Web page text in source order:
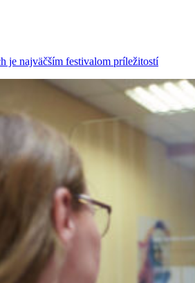
je najväčším festivalom príležitostí